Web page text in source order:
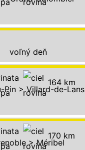
voľný deň
Pin > Villard-de-Lans
164 km
> Méribel
170 km